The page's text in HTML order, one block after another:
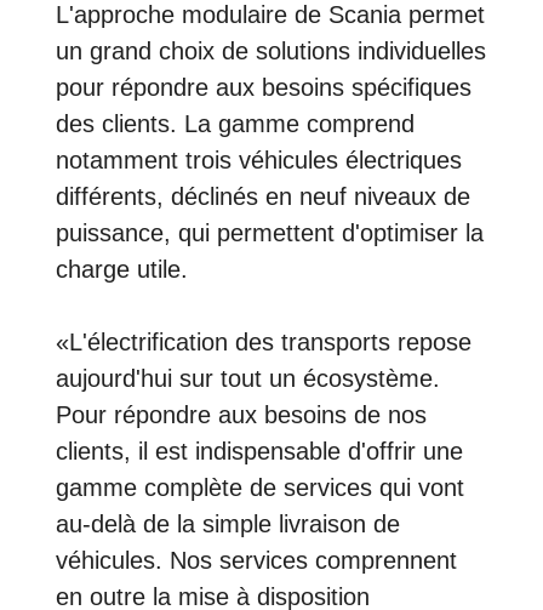
L'approche modulaire de Scania permet
un grand choix de solutions individuelles
pour répondre aux besoins spécifiques
des clients. La gamme comprend
notamment trois véhicules électriques
différents, déclinés en neuf niveaux de
puissance, qui permettent d'optimiser la
charge utile.
«L'électrification des transports repose
aujourd'hui sur tout un écosystème.
Pour répondre aux besoins de nos
clients, il est indispensable d'offrir une
gamme complète de services qui vont
au-delà de la simple livraison de
véhicules. Nos services comprennent
en outre la mise à disposition